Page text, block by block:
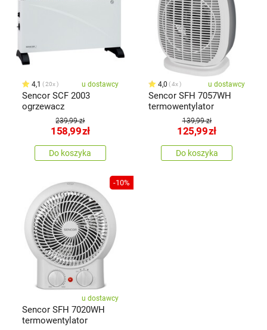
4,1 20x u dostawcy
Sencor SCF 2003
ogrzewacz
239,99 zł
158,99zł
Do koszyka
4,0 4x u dostawcy
Sencor SFH 7057WH
termowentylator
139,99 zł
125,99zł
Do koszyka
-10%
u dostawcy
Sencor SFH 7020WH
termowentylator